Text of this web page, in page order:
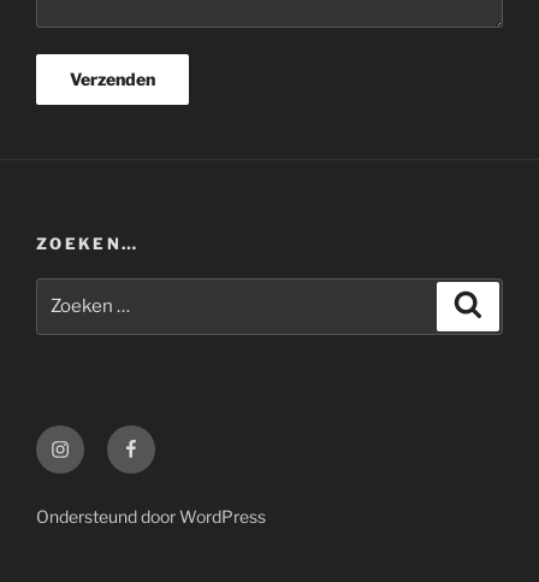
ZOEKEN…
InstagramFacebook
Ondersteund door WordPress